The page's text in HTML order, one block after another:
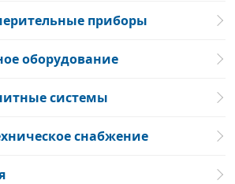
приборы
оборудование
системы
снабжение